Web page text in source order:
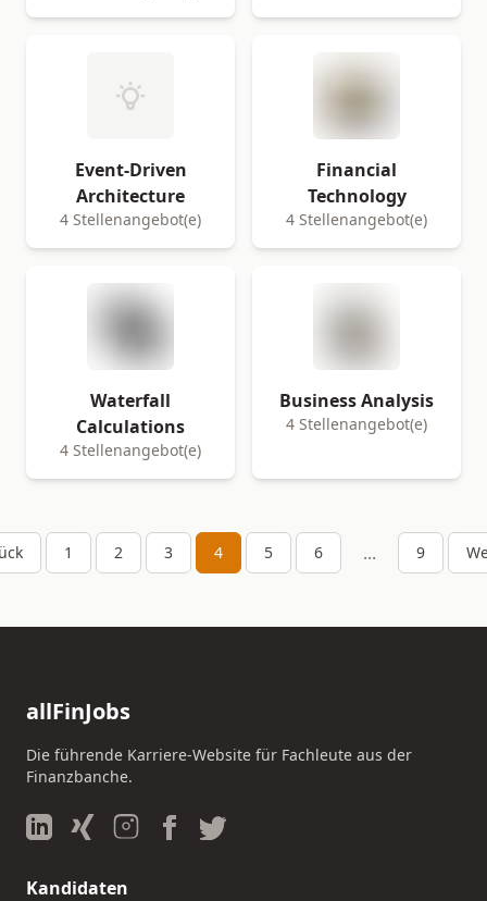
Event-Driven
Architecture
4 Stellenangebot(e)
Financial
Technology
4 Stellenangebot(e)
Waterfall
Calculations
4 Stellenangebot(e)
Business Analysis
4 Stellenangebot(e)
1 2 3 4 5 6 ... 9
allFinJobs
Die führende Karriere-Website für Fachleute aus der
Finanzbanche.
Kandidaten